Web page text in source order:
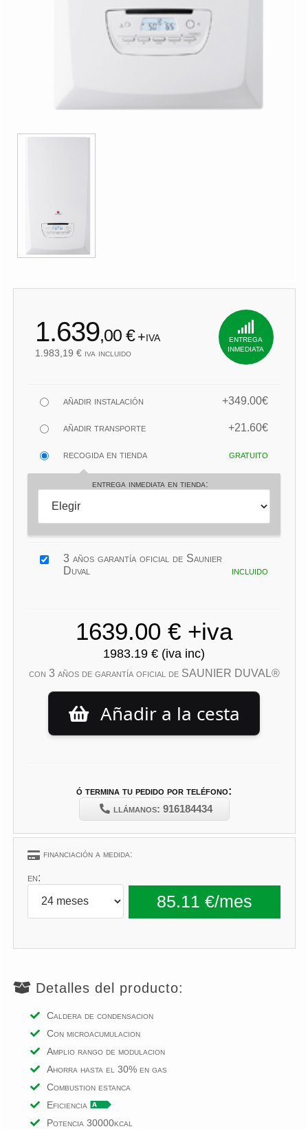
1.639,00 € +iva
1.983,19 € iva incluido
entrega
inmediata
añadir instalación +349.00€
añadir transporte +21.60€
recogida en tienda gratuito
entrega inmediata en tienda:
3 años garantía oficial de Saunier
Duval
incluido
con 3 años de garantía oficial de SAUNIER DUVAL®
Añadir a la cesta
ó termina tu pedido por teléfono:
llámanos: 916184434
financiación a medida:
en:
Detalles del producto:
Caldera de condensacion
Con microacumulacion
Amplio rango de modulacion
Ahorra hasta el 30% en gas
Combustion estanca
Eficiencia
Potencia 30000kcal